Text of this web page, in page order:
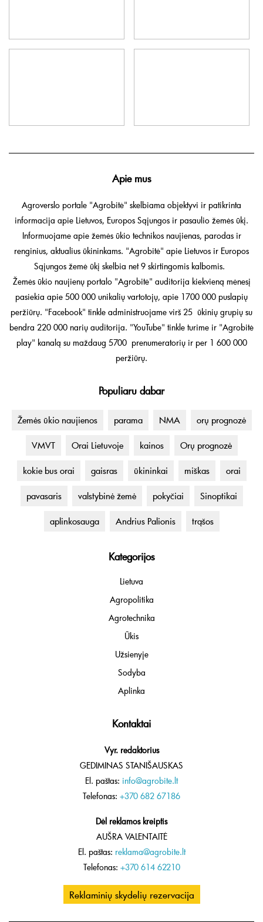
Apie mus
Agroverslo portale "Agrobitė" skelbiama objektyvi ir patikrinta
informacija apie Lietuvos, Europos Sąjungos ir pasaulio žemės ūkį.
Informuojame apie žemės ūkio technikos naujienas, parodas ir
renginius, aktualius ūkininkams. "Agrobitė" apie Lietuvos ir Europos
Sąjungos žemė ūkį skelbia net 9 skirtingomis kalbomis.
Žemės ūkio naujienų portalo "Agrobitė" auditorija kiekvieną mėnesį
pasiekia apie 500 000 unikalių vartotojų, apie 1700 000 puslapių
peržiūrų. "Facebook" tinkle administruojame virš 25 ūkinių grupių su
bendra 220 000 narių auditorija. "YouTube" tinkle turime ir "Agrobitė
play" kanalą su maždaug 5700 prenumeratorių ir per 1 600 000
peržiūrų.
Populiaru dabar
Žemės ūkio naujienos parama NMA orų prognozė
VMVT Orai Lietuvoje kainos Orų prognozė
kokie bus orai gaisras ūkininkai miškas orai
pavasaris valstybinė žemė pokyčiai Sinoptikai
aplinkosauga Andrius Palionis trąšos
Kategorijos
Lietuva
Agropolitika
Agrotechnika
Ūkis
Užsienyje
Sodyba
Aplinka
Kontaktai
Vyr. redaktorius
GEDIMINAS STANIŠAUSKAS
El. paštas: info@agrobite.lt
Telefonas: +370 682 67186
Dėl reklamos kreiptis
AUŠRA VALENTAITĖ
El. paštas: reklama@agrobite.lt
Telefonas: +370 614 62210
Reklaminių skydelių rezervacija